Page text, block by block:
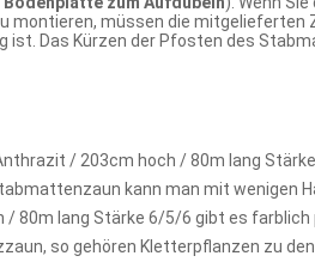
montieren, müssen die mitgelieferten
Das Kürzen der Pfosten des
/ 203cm hoch / 80m lang
kann man mit wenigen
80m lang Stärke 6/5/6 gibt es farblich
so gehören Kletterpflanzen zu